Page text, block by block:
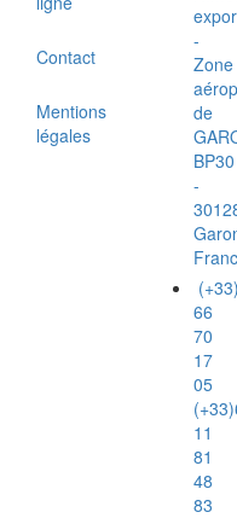
Contact
Mentions
légales
-
Zone
de
BP30
-
66
70
17
05
11
81
48
83